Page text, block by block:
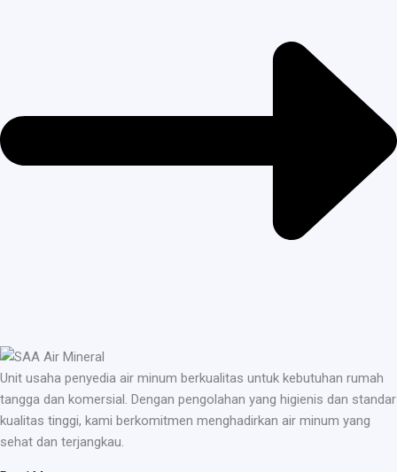
Unit usaha penyedia air minum berkualitas untuk kebutuhan rumah
tangga dan komersial. Dengan pengolahan yang higienis dan standar
kualitas tinggi, kami berkomitmen menghadirkan air minum yang
sehat dan terjangkau.